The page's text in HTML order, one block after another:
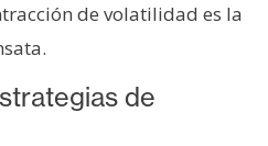
de volatilidad es la
de